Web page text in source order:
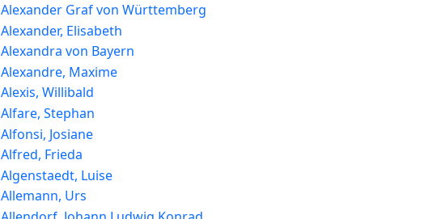
Alexander Graf von Württemberg
Alexander, Elisabeth
Alexandra von Bayern
Alexandre, Maxime
Alexis, Willibald
Alfare, Stephan
Alfonsi, Josiane
Alfred, Frieda
Algenstaedt, Luise
Allemann, Urs